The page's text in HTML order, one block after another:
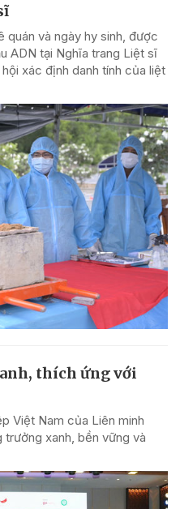
quán và ngày hy sinh, được
ADN tại Nghĩa trang Liệt sĩ
xác định danh tính của liệt
thích ứng với
Việt Nam của Liên minh
xanh, bền vững và